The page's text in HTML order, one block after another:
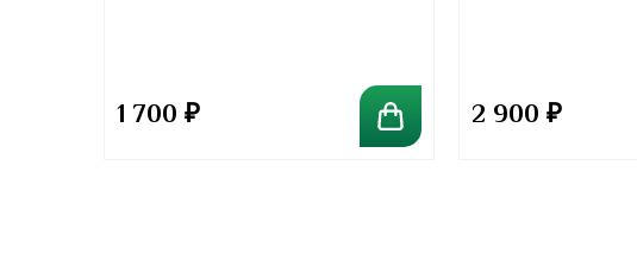
1 700 ₽ 2 900 ₽